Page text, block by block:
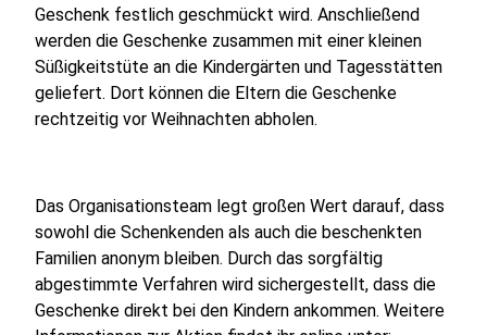
Geschenk festlich geschmückt wird. Anschließend
werden die Geschenke zusammen mit einer kleinen
Süßigkeitstüte an die Kindergärten und Tagesstätten
geliefert. Dort können die Eltern die Geschenke
rechtzeitig vor Weihnachten abholen.
Das Organisationsteam legt großen Wert darauf, dass
sowohl die Schenkenden als auch die beschenkten
Familien anonym bleiben. Durch das sorgfältig
abgestimmte Verfahren wird sichergestellt, dass die
Geschenke direkt bei den Kindern ankommen. Weitere